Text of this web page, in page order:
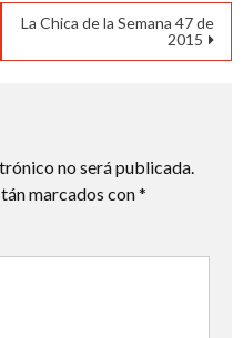
La Chica de la Semana 47 de
2015
no será publicada.
marcados con*